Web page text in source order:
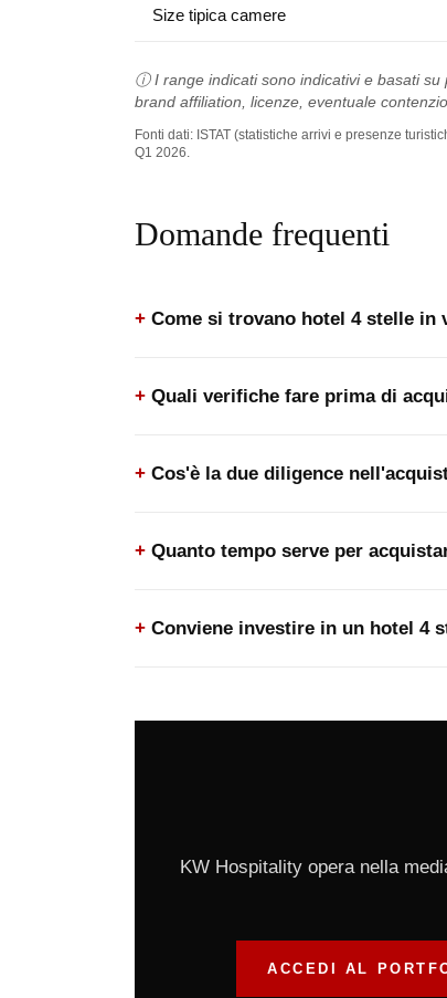
Size tipica camere
ⓘ I range indicati sono indicativi e basati su
brand affiliation, licenze, eventuale
Fonti dati: ISTAT (statistiche arrivi e presenze
Q1 2026.
Domande frequenti
Come si trovano hotel 4 stelle in
Quali verifiche fare prima di
Cos'è la due diligence
Quanto tempo serve per
Conviene investire in un hotel 4
KW Hospitality opera nella
ACCEDI AL